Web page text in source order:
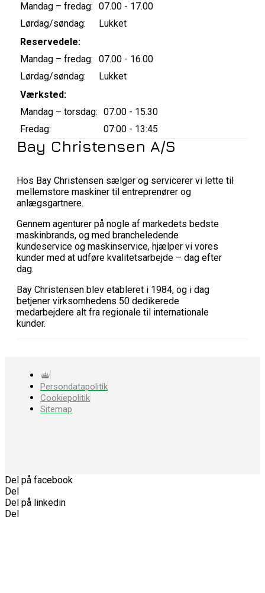
Mandag – fredag: 07.00 - 17.00
Lørdag/søndag:
Lukket
Reservedele:
Mandag – fredag: 07.00 - 16.00
Lørdag/søndag:
Lukket
Værksted:
Mandag – torsdag: 07.00 - 15.30
Fredag:
07:00 - 13:45
Bay Christensen A/S
Hos Bay Christensen sælger og servicerer vi lette til
mellemstore maskiner til entreprenører og
anlægsgartnere.
Gennem agenturer på nogle af markedets bedste
maskinbrands, og med brancheledende
kundeservice og maskinservice, hjælper vi vores
kunder med at udføre kvalitetsarbejde – dag efter
dag.
Bay Christensen blev etableret i 1984, og i dag
betjener virksomhedens 50 dedikerede
medarbejdere alt fra regionale til internationale
kunder.
Persondatapolitik
Cookiepolitik
Sitemap
Del på facebook
Del
Del på linkedin
Del